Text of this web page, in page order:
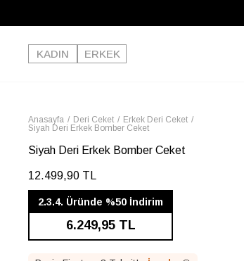
KADIN
ERKEK
Anasayfa Deri Ceket
Erkek Deri Ceket
Siyah Deri Erkek Bomber Ceket
Siyah Deri Erkek Bomber Ceket
12.499,90 TL
2.3.4. Üründe %50 İndirim
6.249,95 TL